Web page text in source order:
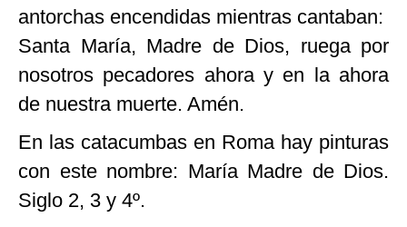
antorchas encendidas mientras cantaban:
Santa María, Madre de Dios, ruega por
nosotros pecadores ahora y en la ahora
de nuestra muerte. Amén.
En las catacumbas en Roma hay pinturas
con este nombre: María Madre de Dios.
Siglo 2, 3 y 4º.